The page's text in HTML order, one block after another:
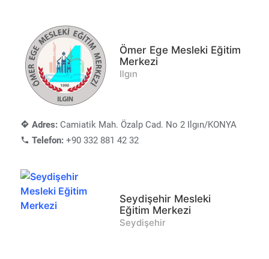
Ömer Ege Mesleki Eğitim
Merkezi
Ilgın
Adres: Camiatik Mah. Özalp Cad. No 2 Ilgın/KONYA
Telefon: +90 332 881 42 32
Seydişehir Mesleki
Eğitim Merkezi
Seydişehir